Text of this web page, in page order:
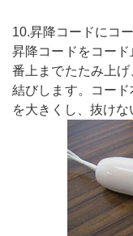
10.昇降コードにコ
昇降コードをコー
番上までたたみ上
結びします。コー
を大きくし、抜けな